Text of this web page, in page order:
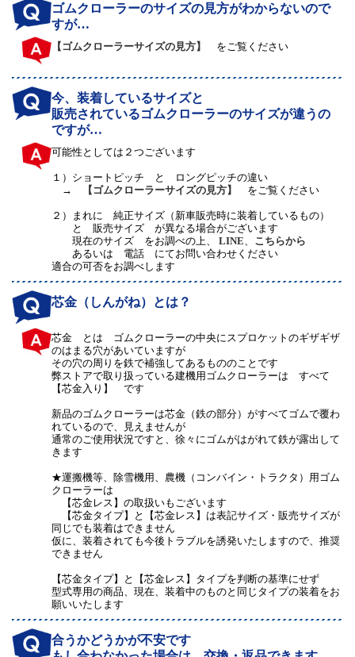
ゴムクローラーのサイズの見方がわからないので
すが…
【ゴムクローラーサイズの見方】 をご覧ください
今、装着しているサイズと
販売されているゴムクローラーのサイズが違うの
ですが…
可能性としては２つございます
１） ショートピッチ と ロングピッチの違い
→
【ゴムクローラーサイズの見方】 をご覧ください
２）
まれに 純正サイズ（新車販売時に装着しているもの）
と 販売サイズ が異なる場合がございます
現在のサイズ をお調べの上、LINE
こちらから
あるいは 電話 にてお問い合わせください
適合の可否をお調べします
芯金（しんがね）とは？
芯金 とは ゴムクローラーの中央にスプロケットのギザギザ
のはまる穴があいていますが
その穴の周りを鉄で補強してあるもののことです
弊ストアで取り扱っている建機用ゴムクローラーは すべて
【芯金入り】 です
新品のゴムクローラーは芯金（鉄の部分）がすべてゴムで覆わ
れているので、見えませんが
通常のご使用状況ですと、徐々にゴムがはがれて鉄が露出して
きます
★運搬機等、除雪機用、農機（コンバイン・トラクタ）用ゴム
クローラーは
【芯金レス】の取扱いもございます
【芯金タイプ】と【芯金レス】は表記サイズ・販売サイズが
同じでも装着はできません
仮に、装着されても今後トラブルを誘発いたしますので、推奨
できません
【芯金タイプ】と【芯金レス】タイプを判断の基準にせず
型式専用の商品、現在、装着中のものと同じタイプの装着をお
願いいたします
合うかどうかが不安です